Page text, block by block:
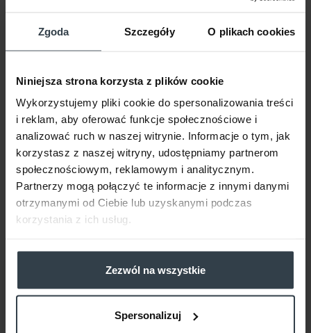
Zgoda Szczegóły O plikach cookies
Niniejsza strona korzysta z plików cookie
Wykorzystujemy pliki cookie do spersonalizowania treści
i reklam, aby oferować funkcje społecznościowe i
analizować ruch w naszej witrynie. Informacje o tym, jak
korzystasz z naszej witryny, udostępniamy partnerom
społecznościowym, reklamowym i analitycznym.
Partnerzy mogą połączyć te informacje z innymi danymi
otrzymanymi od Ciebie lub uzyskanymi podczas
korzystania z ich usług.
Zezwól na wszystkie
Spersonalizuj
Skuteczność potwierdzona w badaniach na
wrażliwej skórze głowy*
Wysoką skuteczność preparatów Pharmaceris H gwarantuje
opatentowana formuła przenikania naturalnego czynnika wzrostu
FGF w głąb mieszka włosowego. Dzięki temu składniki kompleksu
działają na poziomie komórkowym aktywując geny
odpowiedzialne za proces budowy nowego włosa.